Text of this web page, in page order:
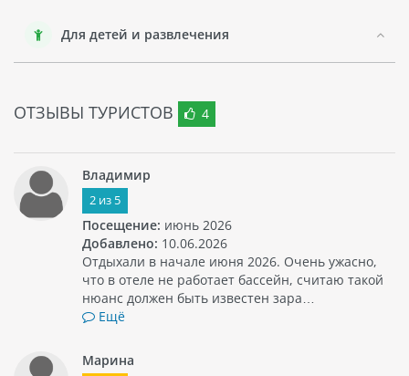
Для детей и развлечения
ОТЗЫВЫ ТУРИСТОВ 4
Владимир
2из 5
Посещение: июнь 2026
Добавлено: 10.06.2026
Отдыхали в начале июня 2026. Очень ужасно,
что в отеле не работает бассейн, считаю такой
нюанс должен быть известен зара…
Ещё
Марина